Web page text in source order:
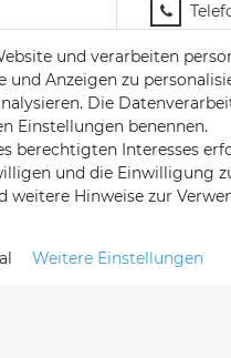
Mail:
und verarbeiten
und Anzeigen zu
Die
Einstellungen benennen.
berechtigten Interesses
und die Einwilligung
weitere Hinweise zur
Weitere Einstellungen